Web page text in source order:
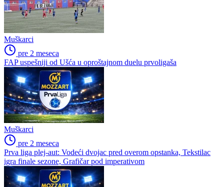
Muškarci
pre 2 meseca
FAP uspešniji od Ušća u oproštajnom duelu prvoligaša
Muškarci
pre 2 meseca
Prva liga plej-aut: Vodeći dvojac pred overom opstanka, Tekstilac
igra finale sezone, Grafičar pod imperativom